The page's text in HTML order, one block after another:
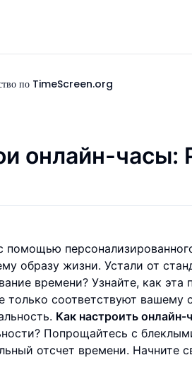
по TimeScreen.org
онлайн-часы:
помощью
образу жизни. Устали от
времени? Узнайте, как эта
только соответствуют
Как настроить онлайн-
Попрощайтесь с
отсчет времени. Начните